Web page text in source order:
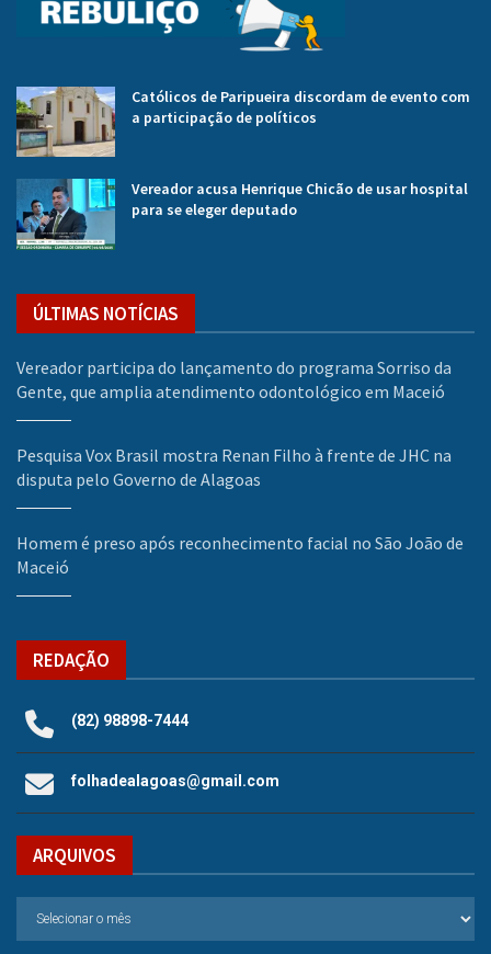
Católicos de Paripueira discordam de evento com
a participação de políticos
Vereador acusa Henrique Chicão de usar hospital
para se eleger deputado
ÚLTIMAS NOTÍCIAS
Vereador participa do lançamento do programa Sorriso da
Gente, que amplia atendimento odontológico em Maceió
Pesquisa Vox Brasil mostra Renan Filho à frente de JHC na
disputa pelo Governo de Alagoas
Homem é preso após reconhecimento facial no São João de
Maceió
REDAÇÃO
(82) 98898-7444
folhadealagoas@gmail.com
ARQUIVOS